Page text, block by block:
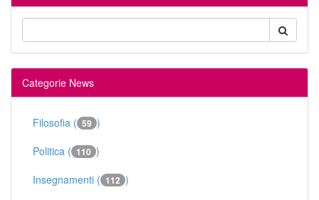
Categorie News
Filosofia ( 59 )
Politica ( 110 )
Insegnamenti ( 112 )